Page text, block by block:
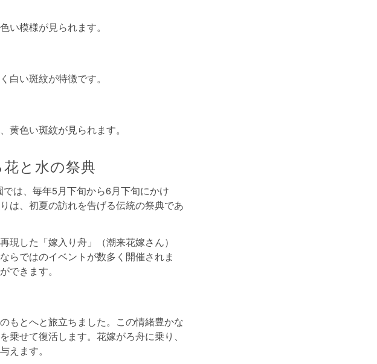
い模様が見られます。
白い斑紋が特徴です。
黄色い斑紋が見られます。
と水の祭典
は、毎年5月下旬から6月下旬にかけ
は、初夏の訪れを告げる伝統の祭典であ
現した「嫁入り舟」（潮来花嫁さん）
らではのイベントが数多く開催されま
できます。
もとへと旅立ちました。この情緒豊かな
せて復活します。花嫁がろ舟に乗り、
えます。